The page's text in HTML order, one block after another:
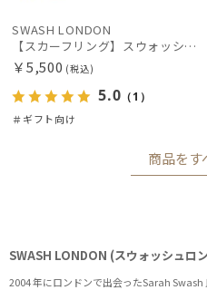
SWASH LONDON
【スカーフリング】スウォッシュロンドン (SWASH LONDON)
￥5,500 (税込)
5.0 （1）
＃ギフト向け
商品をす
SWASH LONDON (スウォッシュロ
2004 年にロンドンで出会ったSarah